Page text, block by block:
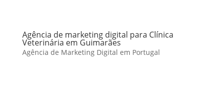
Agência de marketing digital para Clínica
Veterinária em Guimarães
Agência de Marketing Digital em Portugal